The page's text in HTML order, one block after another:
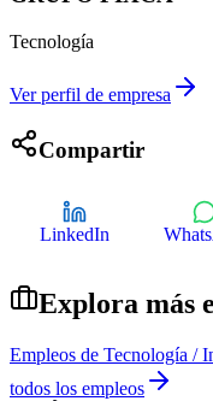
Tecnología
Ver perfil de empresa
Compartir
LinkedIn
Explora más
Empleos de Tecnología /
todos los empleos